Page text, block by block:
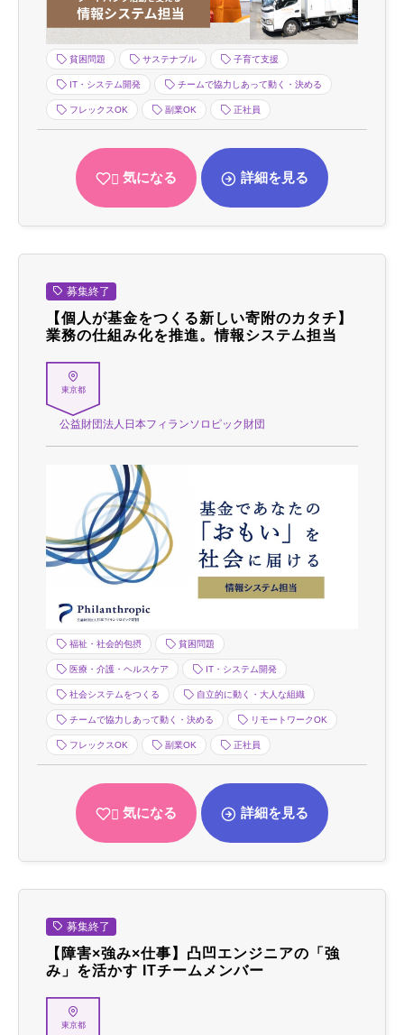
貧困問題 サステナブル 子育て支援
IT・システム開発 チームで協力しあって動く・決める
フレックスOK 副業OK 正社員
気になる 詳細を見る
募集終了
【個人が基金をつくる新しい寄附のカタチ】
業務の仕組み化を推進。情報システム担当
東京都
公益財団法人日本フィランソロピック財団
福祉・社会的包摂 貧困問題
医療・介護・ヘルスケア IT・システム開発
社会システムをつくる 自立的に動く・大人な組織
チームで協力しあって動く・決める リモートワークOK
フレックスOK 副業OK 正社員
気になる 詳細を見る
募集終了
【障害×強み×仕事】凸凹エンジニアの「強
み」を活かす ITチームメンバー
東京都